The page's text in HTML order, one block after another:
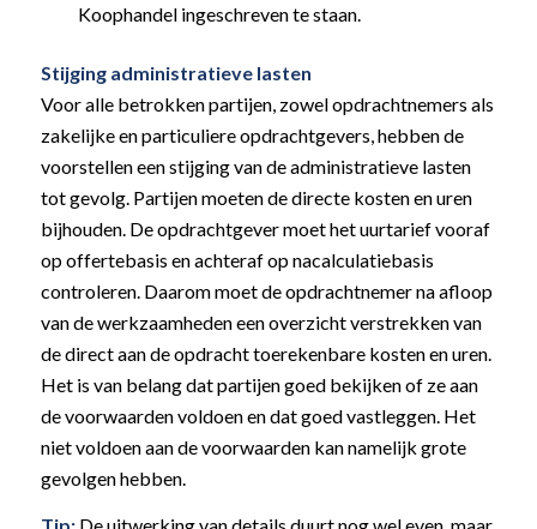
Koophandel ingeschreven te staan.
Stijging administratieve lasten
Voor alle betrokken partijen, zowel opdrachtnemers als
zakelijke en particuliere opdrachtgevers, hebben de
voorstellen een stijging van de administratieve lasten
tot gevolg. Partijen moeten de directe kosten en uren
bijhouden. De opdrachtgever moet het uurtarief vooraf
op offertebasis en achteraf op nacalculatiebasis
controleren. Daarom moet de opdrachtnemer na afloop
van de werkzaamheden een overzicht verstrekken van
de direct aan de opdracht toerekenbare kosten en uren.
Het is van belang dat partijen goed bekijken of ze aan
de voorwaarden voldoen en dat goed vastleggen. Het
niet voldoen aan de voorwaarden kan namelijk grote
gevolgen hebben.